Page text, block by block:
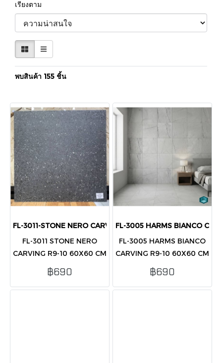
เรียงตาม
พบสินค้า 155 ชิ้น
FL-3011-STONE NERO CARVING R9-10 60X60 CM (PK4)
FL-3011 STONE NERO
CARVING R9-10 60X60 CM
(PK4)
฿690
FL-3005 HARMS BIANCO
FL-3005 HARMS BIANCO
CARVING R9-10 60X60 CM
(PK4)
฿690